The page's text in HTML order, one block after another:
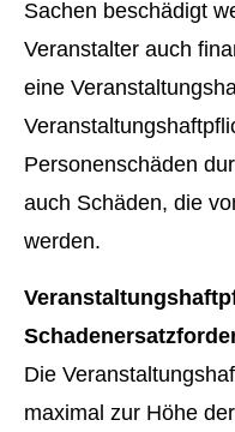
Sachen beschädigt
Veranstalter auch
eine
Personenschäden
auch Schäden, die
werden.
Die
maximal zur Höhe